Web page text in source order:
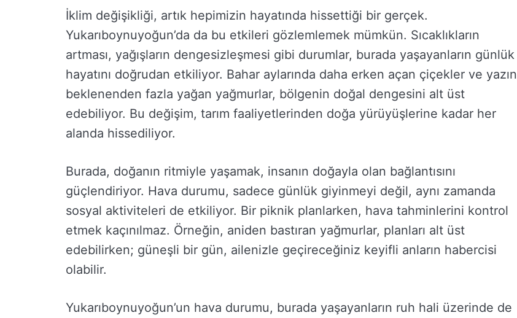
İklim değişikliği, artık hepimizin hayatında hissettiği bir gerçek.
Yukarıboynuyoğun’da da bu etkileri gözlemlemek mümkün. Sıcaklıkların
artması, yağışların dengesizleşmesi gibi durumlar, burada yaşayanların günlük
hayatını doğrudan etkiliyor. Bahar aylarında daha erken açan çiçekler ve yazın
beklenenden fazla yağan yağmurlar, bölgenin doğal dengesini alt üst
edebiliyor. Bu değişim, tarım faaliyetlerinden doğa yürüyüşlerine kadar her
alanda hissediliyor.
Burada, doğanın ritmiyle yaşamak, insanın doğayla olan bağlantısını
güçlendiriyor. Hava durumu, sadece günlük giyinmeyi değil, aynı zamanda
sosyal aktiviteleri de etkiliyor. Bir piknik planlarken, hava tahminlerini kontrol
etmek kaçınılmaz. Örneğin, aniden bastıran yağmurlar, planları alt üst
edebilirken; güneşli bir gün, ailenizle geçireceğiniz keyifli anların habercisi
olabilir.
Yukarıboynuyoğun’un hava durumu, burada yaşayanların ruh hali üzerinde de